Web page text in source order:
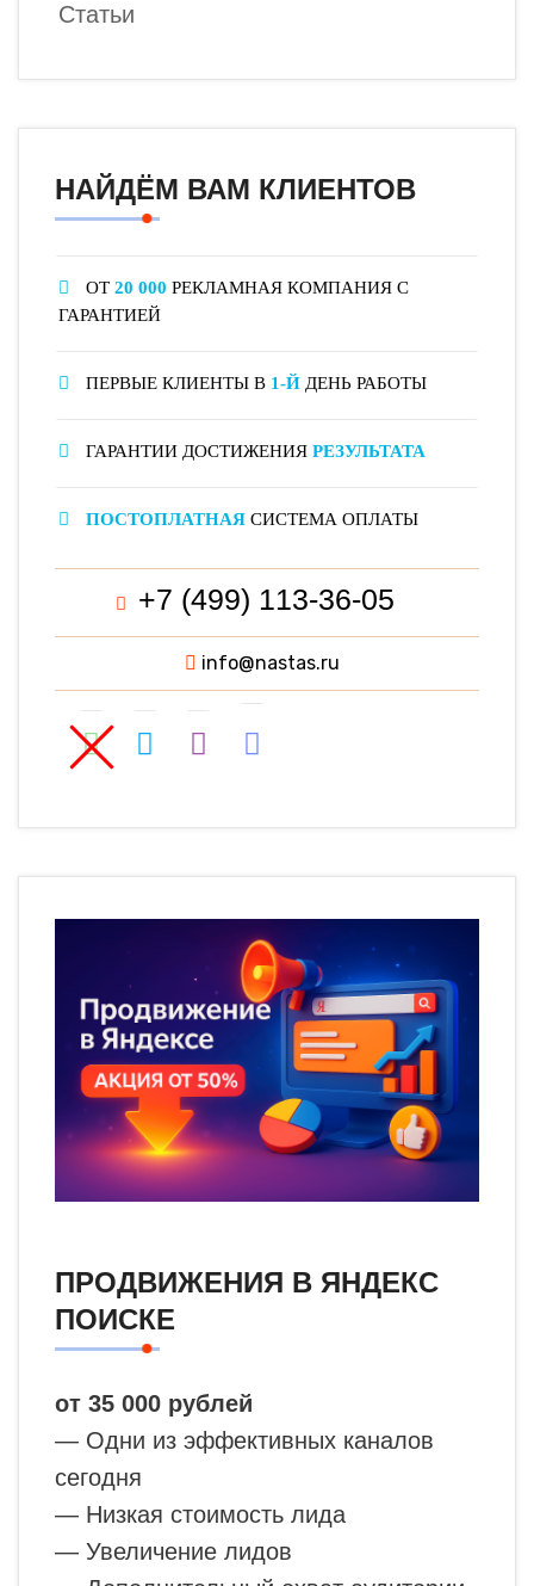
Статьи
НАЙДЁМ ВАМ КЛИЕНТОВ
ОТ 20 000 РЕКЛАМНАЯ КОМПАНИЯ С
ГАРАНТИЕЙ
ПЕРВЫЕ КЛИЕНТЫ В 1-Й ДЕНЬ РАБОТЫ
ГАРАНТИИ ДОСТИЖЕНИЯ РЕЗУЛЬТАТА
ПОСТОПЛАТНАЯ СИСТЕМА ОПЛАТЫ
+7 (499) 113-36-05
info@nastas.ru
ПРОДВИЖЕНИЯ В ЯНДЕКС
ПОИСКЕ
от 35 000 рублей
— Одни из эффективных каналов
сегодня
— Низкая стоимость лида
— Увеличение лидов